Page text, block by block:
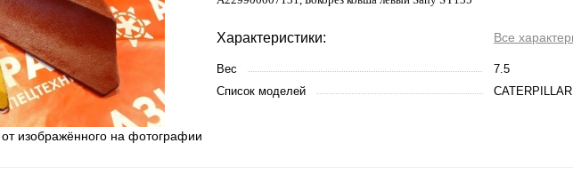
изображённого на фотографии
Характеристики: Все
Вес
7.5
Список моделей